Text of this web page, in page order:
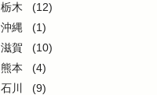
栃木
(12)
沖縄
(1)
滋賀
(10)
熊本
(4)
石川
(9)